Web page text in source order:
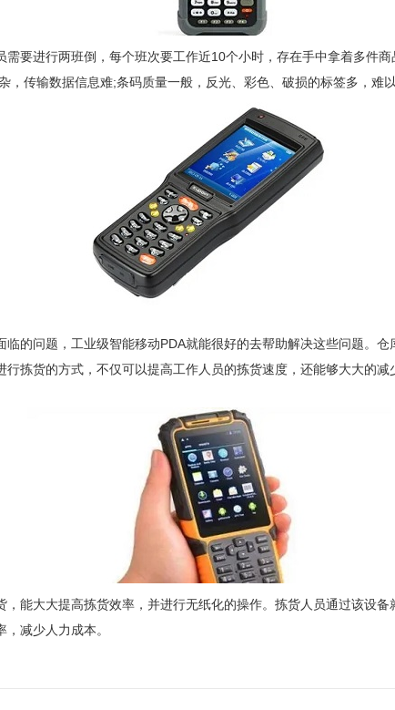
要进行两班倒，每个班次要工作近10个小时，存在手中拿着多件
传输数据信息难;条码质量一般，反光、彩色、破损的标签多，难
的问题，工业级智能移动PDA就能很好的去帮助解决这些问题。
拣货的方式，不仅可以提高工作人员的拣货速度，还能够大大的
能大大提高拣货效率，并进行无纸化的操作。拣货人员通过该设
减少人力成本。